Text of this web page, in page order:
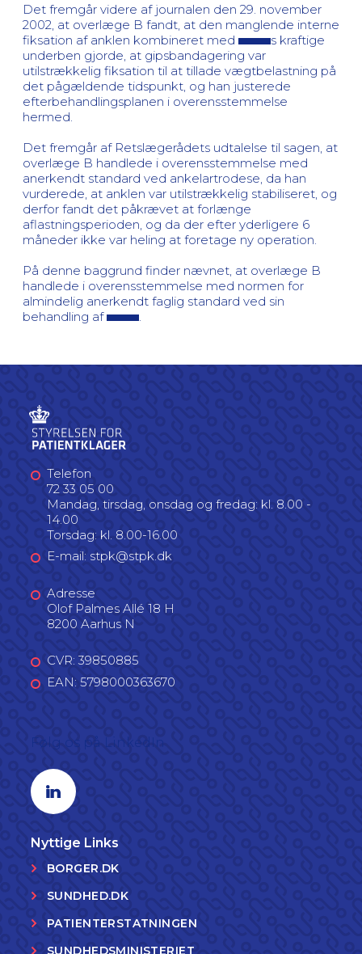
Det fremgår videre af journalen den 29. november
2002, at overlæge B fandt, at den manglende interne
fiksation af anklen kombineret med
s kraftige
underben gjorde, at gipsbandagering var
utilstrækkelig fiksation til at tillade vægtbelastning på
det pågældende tidspunkt, og han justerede
efterbehandlingsplanen i overensstemmelse
hermed.
Det fremgår af Retslægerådets udtalelse til sagen, at
overlæge B handlede i overensstemmelse med
anerkendt standard ved ankelartrodese, da han
vurderede, at anklen var utilstrækkelig stabiliseret, og
derfor fandt det påkrævet at forlænge
aflastningsperioden, og da der efter yderligere 6
måneder ikke var heling at foretage ny operation.
På denne baggrund finder nævnet, at overlæge B
handlede i overensstemmelse med normen for
almindelig anerkendt faglig standard ved sin
behandling af
Telefon
72 33 05 00
Mandag, tirsdag, onsdag og fredag: kl. 8.00 -
14.00
Torsdag: kl. 8.00-16.00
E-mail: stpk@stpk.dk
Adresse
Olof Palmes Allé 18 H
8200 Aarhus N
CVR: 39850885
EAN: 5798000363670
Linkedin profil
Nyttige Links
BORGER.DK
SUNDHED.DK
PATIENTERSTATNINGEN
SUNDHEDSMINISTERIET